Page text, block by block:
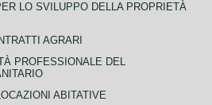
LO SVILUPPO DELLA PROPRIETÀ
AGRARI
PROFESSIONALE DEL
ABITATIVE